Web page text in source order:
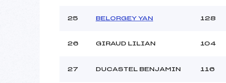
25 BELORGEY YAN 128
26 GIRAUD LILIAN 104
27 DUCASTEL BENJAMIN 116